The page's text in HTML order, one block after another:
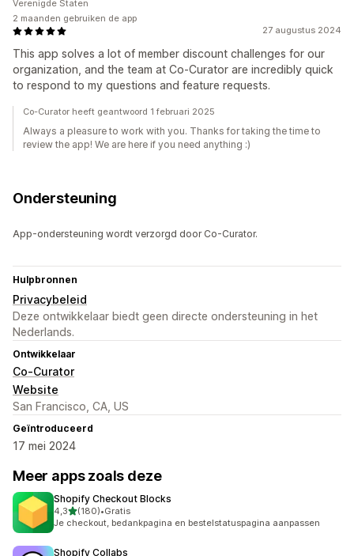
27 augustus 2024
This app solves a lot of member discount challenges for our
organization, and the team at Co-Curator are incredibly quick
to respond to my questions and feature requests.
Verenigde Staten
2 maanden gebruiken de app
Co-Curator heeft geantwoord 1 februari 2025
Always a pleasure to work with you. Thanks for taking the time to
review the app! We are here if you need anything :)
Ondersteuning
App-ondersteuning wordt verzorgd door Co-Curator.
Hulpbronnen
Privacybeleid
Deze ontwikkelaar biedt geen directe ondersteuning in het
Nederlands.
Ontwikkelaar
Co-Curator
Website
San Francisco, CA, US
Geïntroduceerd
17 mei 2024
Meer apps zoals deze
Shopify Checkout Blocks
4,3van 5 sterren
(180)
180 recensies in totaal
•Gratis
Je checkout, bedankpagina en bestelstatuspagina aanpassen
Shopify Collabs